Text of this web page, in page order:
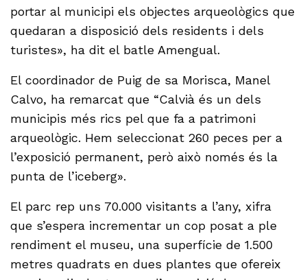
portar al municipi els objectes arqueològics que
quedaran a disposició dels residents i dels
turistes», ha dit el batle Amengual.
El coordinador de Puig de sa Morisca, Manel
Calvo, ha remarcat que “Calvià és un dels
municipis més rics pel que fa a patrimoni
arqueològic. Hem seleccionat 260 peces per a
l’exposició permanent, però això només és la
punta de l’iceberg».
El parc rep uns 70.000 visitants a l’any, xifra
que s’espera incrementar un cop posat a ple
rendiment el museu, una superfície de 1.500
metres quadrats en dues plantes que ofereix